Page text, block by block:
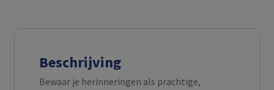
Beschrijving
Bewaar je herinneringen als prachtige,